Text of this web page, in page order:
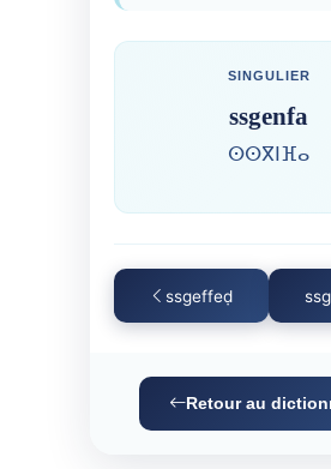
SINGULIER
ssgenfa
ⵙⵙⴳⵏⴼⴰ
ssgeffeḍ
Retour au